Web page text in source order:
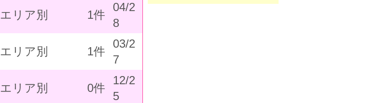
エリア別 1件
04/2
8
エリア別 1件
03/2
7
エリア別 0件
12/2
5